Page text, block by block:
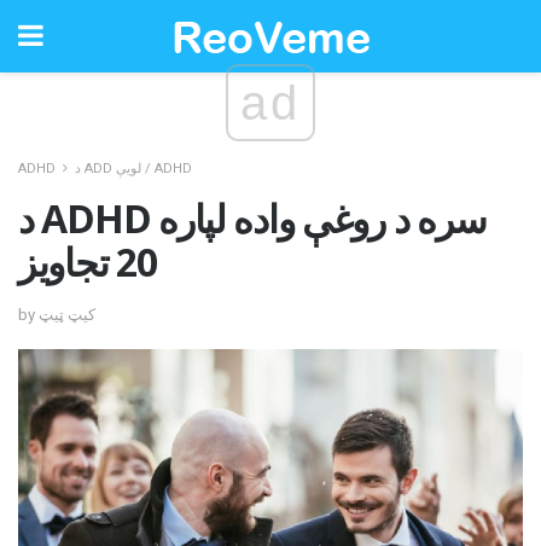
ad
ADHD د ADD لویې / ADHD
د ADHD سره د روغې واده لپاره
20 تجاویز
by کیټ ټیټ